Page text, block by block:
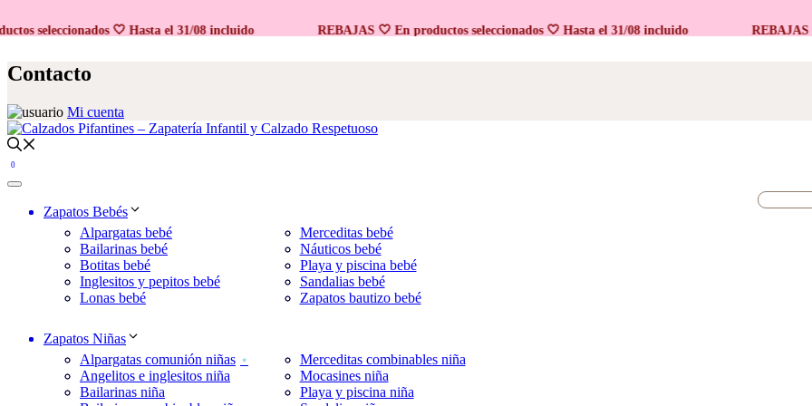
seleccionados 🤍 Hasta el 31/08 incluido REBAJAS 🤍 En productos seleccionados 🤍 Hasta el 31/08 incluido REBAJAS
al
contenido
Contacto
Mi cuenta
0
Zapatos Bebés
Alpargatas bebé
Bailarinas bebé
Botitas bebé
Inglesitos y pepitos bebé
Lonas bebé
Merceditas bebé
Náuticos bebé
Playa y piscina bebé
Sandalias bebé
Zapatos bautizo bebé
Zapatos Niñas
Alpargatas comunión niñas
Angelitos e inglesitos niña
Bailarinas niña
Merceditas combinables niña
Mocasines niña
Playa y piscina niña